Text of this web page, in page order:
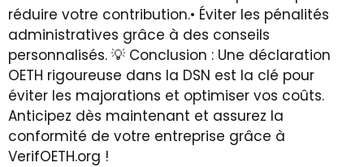
réduire votre contribution.• Éviter les pénalités
administratives grâce à des conseils
personnalisés. 💡 Conclusion : Une déclaration
OETH rigoureuse dans la DSN est la clé pour
éviter les majorations et optimiser vos coûts.
Anticipez dès maintenant et assurez la
conformité de votre entreprise grâce à
VerifOETH.org !